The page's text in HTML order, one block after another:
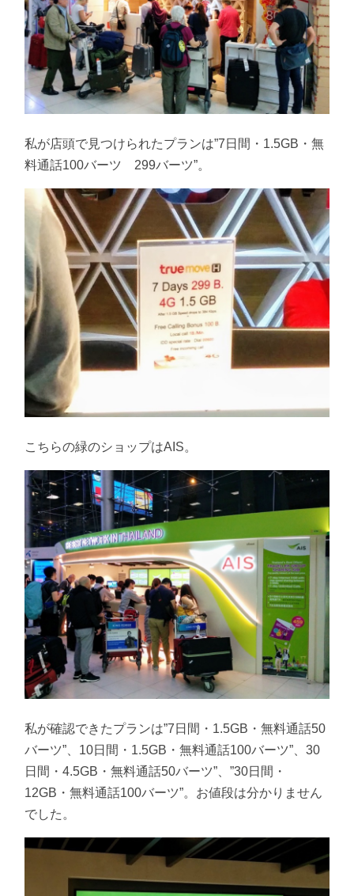
私が店頭で見つけられたプランは”7日間・1.5GB・無
料通話100バーツ 299バーツ”。
こちらの緑のショップはAIS。
私が確認できたプランは”7日間・1.5GB・無料通話50
バーツ”、10日間・1.5GB・無料通話100バーツ”、30
日間・4.5GB・無料通話50バーツ”、”30日間・
12GB・無料通話100バーツ”。お値段は分かりません
でした。